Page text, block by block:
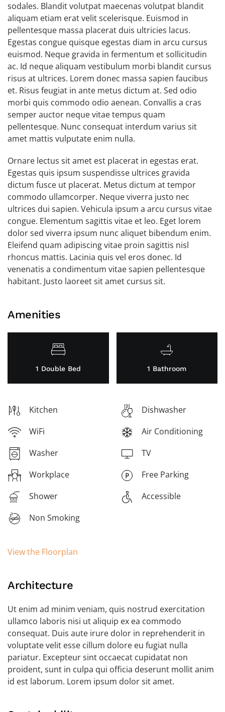
sodales. Blandit volutpat maecenas volutpat blandit
aliquam etiam erat velit scelerisque. Euismod in
pellentesque massa placerat duis ultricies lacus.
Egestas congue quisque egestas diam in arcu cursus
euismod. Neque gravida in fermentum et sollicitudin
ac. Id neque aliquam vestibulum morbi blandit cursus
risus at ultrices. Lorem donec massa sapien faucibus
et. Risus feugiat in ante metus dictum at. Sed odio
morbi quis commodo odio aenean. Convallis a cras
semper auctor neque vitae tempus quam
pellentesque. Nunc consequat interdum varius sit
amet mattis vulputate enim nulla.
Ornare lectus sit amet est placerat in egestas erat.
Egestas quis ipsum suspendisse ultrices gravida
dictum fusce ut placerat. Metus dictum at tempor
commodo ullamcorper. Neque viverra justo nec
ultrices dui sapien. Vehicula ipsum a arcu cursus vitae
congue. Elementum sagittis vitae et leo. Eget lorem
dolor sed viverra ipsum nunc aliquet bibendum enim.
Eleifend quam adipiscing vitae proin sagittis nisl
rhoncus mattis. Lacinia quis vel eros donec. Id
venenatis a condimentum vitae sapien pellentesque
habitant. Justo laoreet sit amet cursus sit.
Amenities
1 Double Bed 1 Bathroom
Kitchen
Dishwasher
WiFi
Air Conditioning
Washer
TV
Workplace
Free Parking
Shower
Accessible
Non Smoking
View the Floorplan
Architecture
Ut enim ad minim veniam, quis nostrud exercitation
ullamco laboris nisi ut aliquip ex ea commodo
consequat. Duis aute irure dolor in reprehenderit in
voluptate velit esse cillum dolore eu fugiat nulla
pariatur. Excepteur sint occaecat cupidatat non
proident, sunt in culpa qui officia deserunt mollit anim
id est laborum. Lorem ipsum dolor sit amet.